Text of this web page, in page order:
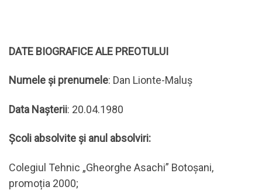
DATE BIOGRAFICE ALE PREOTULUI
Numele şi prenumele: Dan Lionte-Maluș
Data Naşterii: 20.04.1980
Şcoli absolvite şi anul absolviri:
Colegiul Tehnic „Gheorghe Asachi” Botoșani,
promoția 2000;